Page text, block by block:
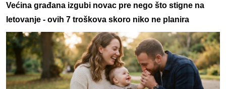
Većina građana izgubi novac pre nego što stigne na
letovanje - ovih 7 troškova skoro niko ne planira